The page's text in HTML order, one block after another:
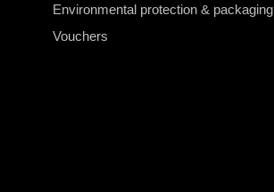
Environmental protection & packaging
Vouchers